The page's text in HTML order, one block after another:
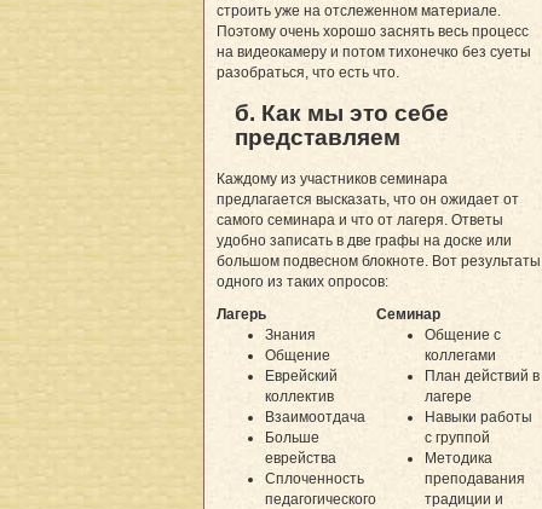
строить уже на отслеженном материале.
Поэтому очень хорошо заснять весь процесс
на видеокамеру и потом тихонечко без суеты
разобраться, что есть что.
б. Как мы это себе
представляем
Каждому из участников семинара
предлагается высказать, что он ожидает от
самого семинара и что от лагеря. Ответы
удобно записать в две графы на доске или
большом подвесном блокноте. Вот результаты
одного из таких опросов:
Лагерь
Семинар
Знания
Общение
Еврейский
коллектив
Взаимоотдача
Больше
еврейства
Сплоченность
педагогического
Общение с
коллегами
План действий в
лагере
Навыки работы
с группой
Методика
преподавания
традиции и